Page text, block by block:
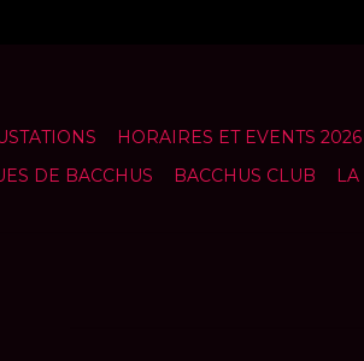
HORAIRES ET EVENTS 2026
DE BACCHUS
BACCHUS CLUB